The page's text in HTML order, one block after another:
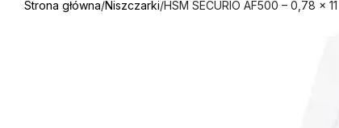
Strona główna Niszczarki HSM SECURIO AF500 – 0,78 x 11